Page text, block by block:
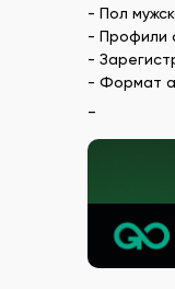
- Пол
- Профили
-
- Формат